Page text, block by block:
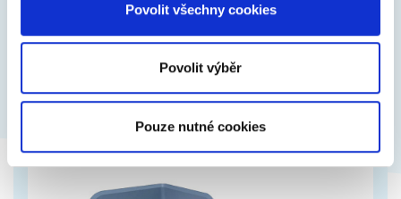
Povolit všechny cookies
Povolit výběr
Pouze nutné cookies
740 Kč Zobrazit více